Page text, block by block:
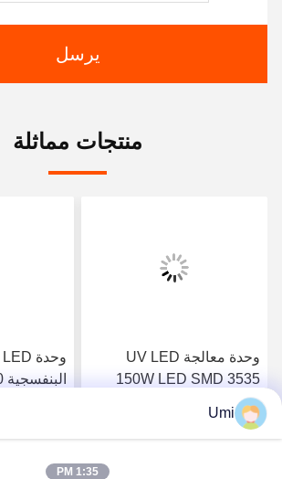
يرسل
منتجات مماثلة
وحدة معالجة UV LED
150W LED SMD 3535
طباعة عدسة كوارتز
احصل على افضل سعر
البنفسجية
Umi
1:35 PM